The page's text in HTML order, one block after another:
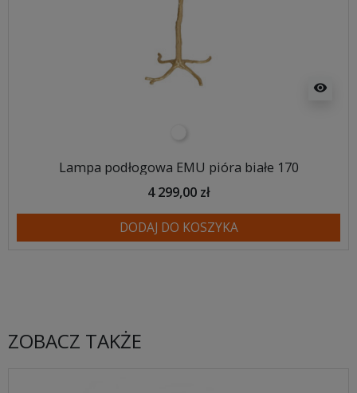
visibility
Lampa podłogowa EMU pióra białe 170
4 299,00 zł
DODAJ DO KOSZYKA
ZOBACZ TAKŻE